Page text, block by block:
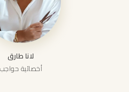
لانا طارق
أخصائية حواجب